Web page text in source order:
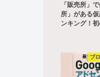
「販売所」
所」がある
ンキング！
ブ